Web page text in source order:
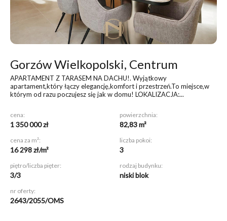
Gorzów Wielkopolski, Centrum
APARTAMENT Z TARASEM NA DACHU!. Wyjątkowy
apartament,który łączy elegancję,komfort i przestrzeń.To miejsce,w
którym od razu poczujesz się jak w domu! LOKALIZACJA:...
cena:
1 350 000 zł
powierzchnia:
82,83 m²
cena za m²:
16 298 zł/m²
liczba pokoi:
3
piętro/liczba pięter:
3/3
rodzaj budynku:
niski blok
nr oferty:
2643/2055/OMS